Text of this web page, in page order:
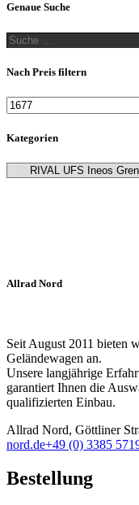
Genaue Suche
Suche
Nach Preis filtern
Min.
Preis
Kategorien
Allrad Nord
Seit August 2011 bieten
Geländewagen an.
Unsere langjährige
garantiert Ihnen die
qualifizierten Einbau.
Allrad Nord, Göttliner
nord.de+49 (0) 3385
Bestellung